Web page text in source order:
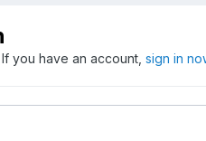
you have an account, sign in